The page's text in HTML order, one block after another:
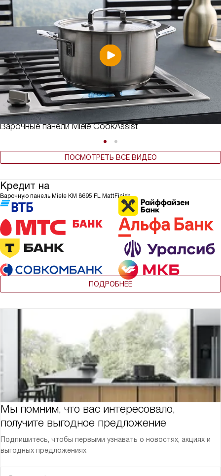
Варочные панели Miele CookAssist
ПОСМОТРЕТЬ ВСЕ ВИДЕО
Кредит на
Варочную панель Miele KM 8695 FL MattFinish
ПОДРОБНЕЕ
Мы помним, что вас интересовало,
получите выгодное предложение
Подпишитесь, чтобы первыми узнавать о новостях, акциях и
выгодных предложениях